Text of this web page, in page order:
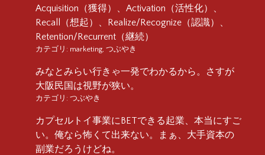
Acquisition（獲得）、Activation（活性化）、
Recall（想起）、Realize/Recognize（認識）、
Retention/Recurrent（継続）
カテゴリ: marketing つぶやき
みなとみらい行きゃ一発でわかるから。さすが
大阪民国は視野が狭い。
カテゴリ: つぶやき
カプセルトイ事業にBETできる起業、本当にすご
い。俺なら怖くて出来ない。まぁ、大手資本の
副業だろうけどね。